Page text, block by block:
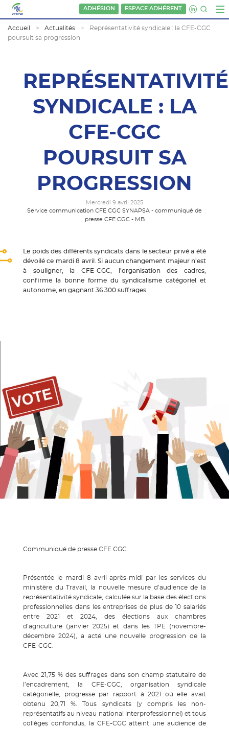
ADHÉSION ESPACE ADHÉRENT
Accueil Actualités
Représentativité syndicale : la CFE-CGC
poursuit sa progression
REPRÉSENTATIVITÉ
SYNDICALE : LA
CFE-CGC
POURSUIT SA
PROGRESSION
Mercredi 9 avril 2025
Service communication CFE CGC SYNAPSA - communiqué de
presse CFE CGC - MB
Le poids des différents syndicats dans le secteur privé a été
dévoilé ce mardi 8 avril. Si aucun changement majeur n’est
à souligner, la CFE-CGC, l’organisation des cadres,
confirme la bonne forme du syndicalisme catégoriel et
autonome, en gagnant 36 300 suffrages.
Communiqué de presse CFE CGC
Présentée le mardi 8 avril après-midi par les services du
ministère du Travail, la nouvelle mesure d’audience de la
représentativité syndicale, calculée sur la base des élections
professionnelles dans les entreprises de plus de 10 salariés
entre 2021 et 2024, des élections aux chambres
d’agriculture (janvier 2025) et dans les TPE (novembre-
décembre 2024), a acté une nouvelle progression de la
CFE-CGC.
Avec 21,75 % des suffrages dans son champ statutaire de
l’encadrement, la CFE-CGC, organisation syndicale
catégorielle, progresse par rapport à 2021 où elle avait
obtenu 20,71 %. Tous syndicats (y compris les non-
représentatifs au niveau national interprofessionnel) et tous
collèges confondus, la CFE-CGC atteint une audience de